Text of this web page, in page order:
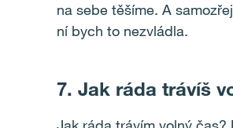
na sebe těšíme. A
ní bych to nezvládla.
7. Jak ráda trávíš